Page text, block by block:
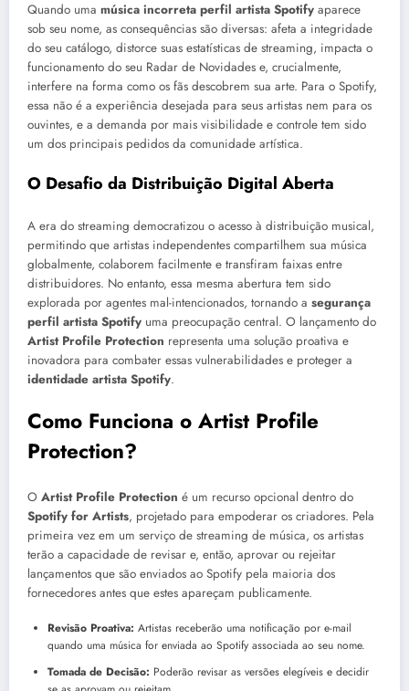
Quando uma música incorreta perfil artista Spotify aparece
sob seu nome, as consequências são diversas: afeta a integridade
do seu catálogo, distorce suas estatísticas de streaming, impacta o
funcionamento do seu Radar de Novidades e, crucialmente,
interfere na forma como os fãs descobrem sua arte. Para o Spotify,
essa não é a experiência desejada para seus artistas nem para os
ouvintes, e a demanda por mais visibilidade e controle tem sido
um dos principais pedidos da comunidade artística.
O Desafio da Distribuição Digital Aberta
A era do streaming democratizou o acesso à distribuição musical,
permitindo que artistas independentes compartilhem sua música
globalmente, colaborem facilmente e transfiram faixas entre
distribuidores. No entanto, essa mesma abertura tem sido
explorada por agentes mal-intencionados, tornando a segurança
perfil artista Spotify uma preocupação central. O lançamento do
Artist Profile Protection representa uma solução proativa e
inovadora para combater essas vulnerabilidades e proteger a
identidade artista Spotify.
Como Funciona o Artist Profile
Protection?
O Artist Profile Protection é um recurso opcional dentro do
Spotify for Artists, projetado para empoderar os criadores. Pela
primeira vez em um serviço de streaming de música, os artistas
terão a capacidade de revisar e, então, aprovar ou rejeitar
lançamentos que são enviados ao Spotify pela maioria dos
fornecedores antes que estes apareçam publicamente.
Revisão Proativa: Artistas receberão uma notificação por e-mail
quando uma música for enviada ao Spotify associada ao seu nome.
Tomada de Decisão: Poderão revisar as versões elegíveis e decidir